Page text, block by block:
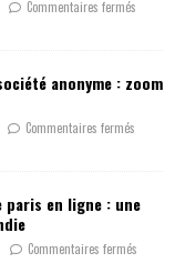
Commentaires fermés
anonyme : zoom
Commentaires fermés
paris en ligne : une
Commentaires fermés